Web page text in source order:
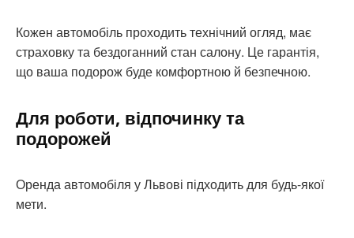
Кожен автомобіль проходить технічний огляд, має
страховку та бездоганний стан салону. Це гарантія,
що ваша подорож буде комфортною й безпечною.
Для роботи, відпочинку та
подорожей
Оренда автомобіля у Львові підходить для будь-якої
мети.